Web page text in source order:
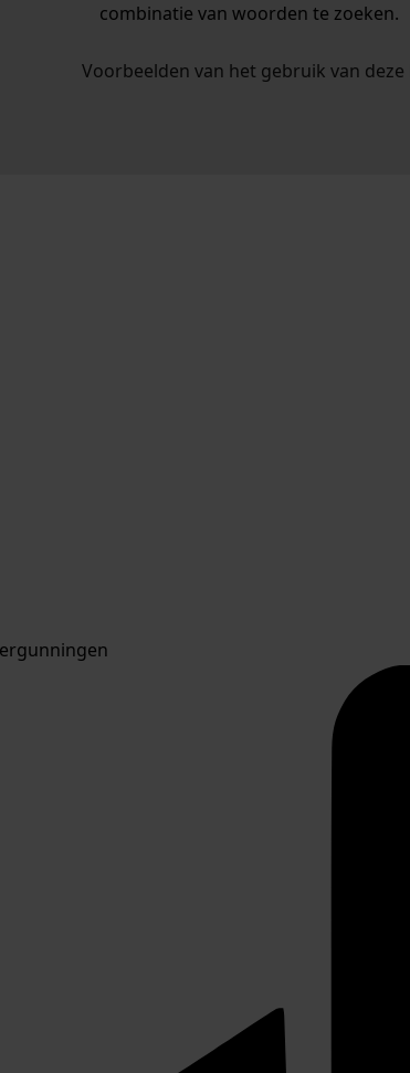
combinatie van woorden te zoeken.
Voorbeelden van het gebruik van